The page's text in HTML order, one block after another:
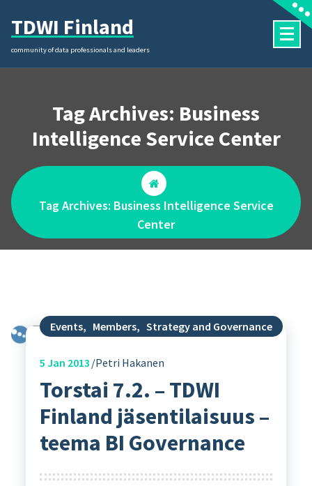
content
TDWI Finland
community of data professionals and leaders
Tag Archives: Business
Intelligence Service Center
Tag Archives: Business Intelligence Service
Center
Events, Members, Strategy and Governance
5 Jan 2013 Petri Hakanen
Torstai 7.2. – TDWI
Finland jäsentilaisuus –
teema BI Governance